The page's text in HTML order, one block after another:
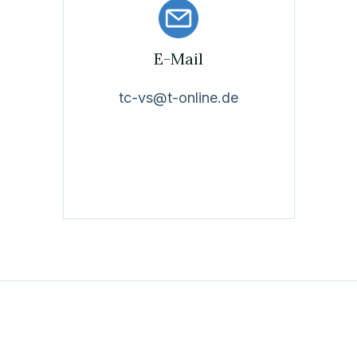
E-Mail
tc-vs@t-online.de